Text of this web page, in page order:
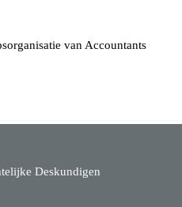
van Accountants
Deskundigen